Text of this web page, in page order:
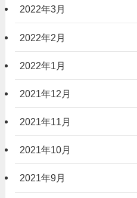
2022年3月
2022年2月
2022年1月
2021年12月
2021年11月
2021年10月
2021年9月